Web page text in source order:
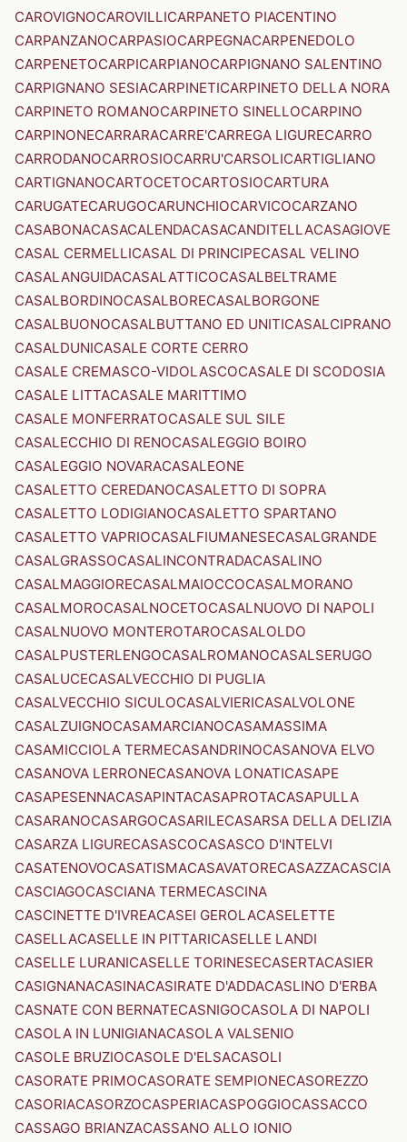
CAROVIGNOCAROVILLICARPANETO PIACENTINO
CARPANZANOCARPASIOCARPEGNACARPENEDOLO
CARPENETOCARPICARPIANOCARPIGNANO SALENTINO
CARPIGNANO SESIACARPINETICARPINETO DELLA NORA
CARPINETO ROMANOCARPINETO SINELLOCARPINO
CARPINONECARRARACARRE'CARREGA LIGURECARRO
CARRODANOCARROSIOCARRU'CARSOLICARTIGLIANO
CARTIGNANOCARTOCETOCARTOSIOCARTURA
CARUGATECARUGOCARUNCHIOCARVICOCARZANO
CASABONACASACALENDACASACANDITELLACASAGIOVE
CASAL CERMELLICASAL DI PRINCIPECASAL VELINO
CASALANGUIDACASALATTICOCASALBELTRAME
CASALBORDINOCASALBORECASALBORGONE
CASALBUONOCASALBUTTANO ED UNITICASALCIPRANO
CASALDUNICASALE CORTE CERRO
CASALE CREMASCO-VIDOLASCOCASALE DI SCODOSIA
CASALE LITTACASALE MARITTIMO
CASALE MONFERRATOCASALE SUL SILE
CASALECCHIO DI RENOCASALEGGIO BOIRO
CASALEGGIO NOVARACASALEONE
CASALETTO CEREDANOCASALETTO DI SOPRA
CASALETTO LODIGIANOCASALETTO SPARTANO
CASALETTO VAPRIOCASALFIUMANESECASALGRANDE
CASALGRASSOCASALINCONTRADACASALINO
CASALMAGGIORECASALMAIOCCOCASALMORANO
CASALMOROCASALNOCETOCASALNUOVO DI NAPOLI
CASALNUOVO MONTEROTAROCASALOLDO
CASALPUSTERLENGOCASALROMANOCASALSERUGO
CASALUCECASALVECCHIO DI PUGLIA
CASALVECCHIO SICULOCASALVIERICASALVOLONE
CASALZUIGNOCASAMARCIANOCASAMASSIMA
CASAMICCIOLA TERMECASANDRINOCASANOVA ELVO
CASANOVA LERRONECASANOVA LONATICASAPE
CASAPESENNACASAPINTACASAPROTACASAPULLA
CASARANOCASARGOCASARILECASARSA DELLA DELIZIA
CASARZA LIGURECASASCOCASASCO D'INTELVI
CASATENOVOCASATISMACASAVATORECASAZZACASCIA
CASCIAGOCASCIANA TERMECASCINA
CASCINETTE D'IVREACASEI GEROLACASELETTE
CASELLACASELLE IN PITTARICASELLE LANDI
CASELLE LURANICASELLE TORINESECASERTACASIER
CASIGNANACASINACASIRATE D'ADDACASLINO D'ERBA
CASNATE CON BERNATECASNIGOCASOLA DI NAPOLI
CASOLA IN LUNIGIANACASOLA VALSENIO
CASOLE BRUZIOCASOLE D'ELSACASOLI
CASORATE PRIMOCASORATE SEMPIONECASOREZZO
CASORIACASORZOCASPERIACASPOGGIOCASSACCO
CASSAGO BRIANZACASSANO ALLO IONIO